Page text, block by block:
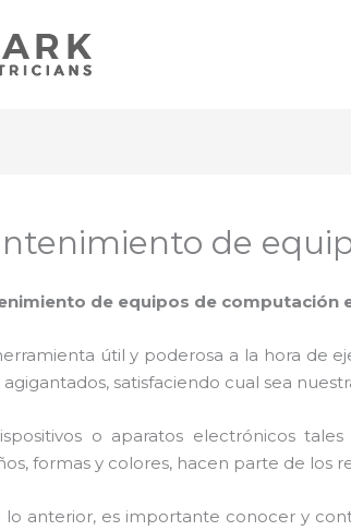
de
de equipos de computación
útil y poderosa a la hora de
agigantados, satisfaciendo cual sea
o aparatos electrónicos
formas y colores, hacen parte de los
lo anterior, es importante conocer y